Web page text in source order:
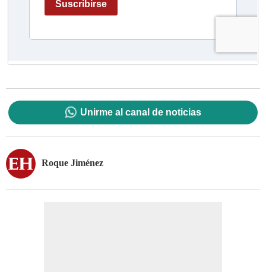
Unirme al canal de noticias
Roque Jiménez